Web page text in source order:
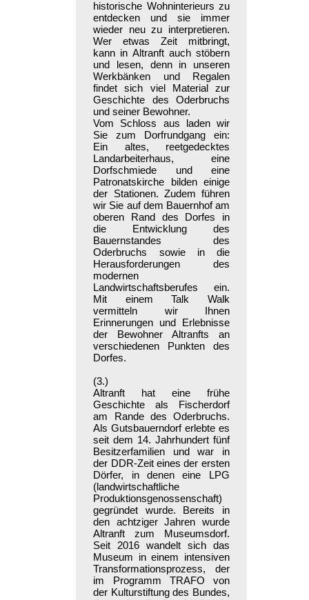
historische Wohninterieurs zu
entdecken und sie immer
wieder neu zu interpretieren.
Wer etwas Zeit mitbringt,
kann in Altranft auch stöbern
und lesen, denn in unseren
Werkbänken und Regalen
findet sich viel Material zur
Geschichte des Oderbruchs
und seiner Bewohner.
Vom Schloss aus laden wir
Sie zum Dorfrundgang ein:
Ein altes, reetgedecktes
Landarbeiterhaus, eine
Dorfschmiede und eine
Patronatskirche bilden einige
der Stationen. Zudem führen
wir Sie auf dem Bauernhof am
oberen Rand des Dorfes in
die Entwicklung des
Bauernstandes des
Oderbruchs sowie in die
Herausforderungen des
modernen
Landwirtschaftsberufes ein.
Mit einem Talk Walk
vermitteln wir Ihnen
Erinnerungen und Erlebnisse
der Bewohner Altranfts an
verschiedenen Punkten des
Dorfes.
(3.)
Altranft hat eine frühe
Geschichte als Fischerdorf
am Rande des Oderbruchs.
Als Gutsbauerndorf erlebte es
seit dem 14. Jahrhundert fünf
Besitzerfamilien und war in
der DDR-Zeit eines der ersten
Dörfer, in denen eine LPG
(landwirtschaftliche
Produktionsgenossenschaft)
gegründet wurde. Bereits in
den achtziger Jahren wurde
Altranft zum Museumsdorf.
Seit 2016 wandelt sich das
Museum in einem intensiven
Transformationsprozess, der
im Programm TRAFO von
der Kulturstiftung des Bundes,